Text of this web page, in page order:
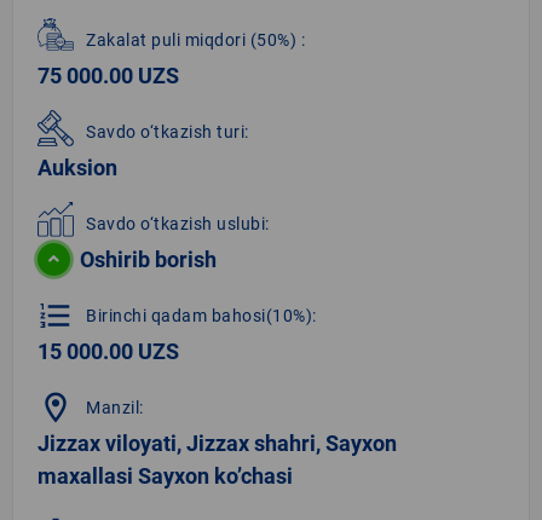
Zakalat puli miqdori (50%) :
75 000.00 UZS
Savdo o‘tkazish turi:
Auksion
Savdo o‘tkazish uslubi:
Oshirib borish
format_list_numbered Birinchi qadam bahosi(10%):
15 000.00 UZS
location_on Manzil:
Jizzax viloyati, Jizzax shahri, Sayxon
maxallasi Sayxon ko’chasi